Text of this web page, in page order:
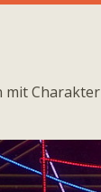
mit Charakter